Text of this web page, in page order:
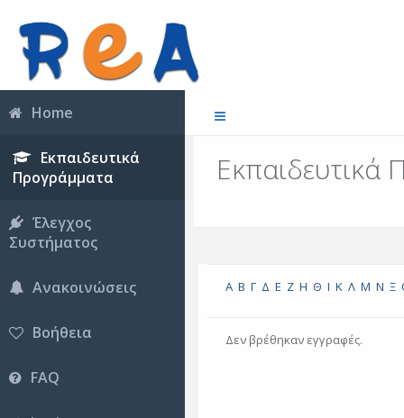
Home
Εκπαιδευτικά
Προγράμματα
Έλεγχος
Συστήματος
Ανακοινώσεις
Βοήθεια
FAQ
Α Β Γ Δ Ε Ζ Η Θ Ι Κ Λ Μ Ν Ξ
Δεν βρέθηκαν εγγραφές.